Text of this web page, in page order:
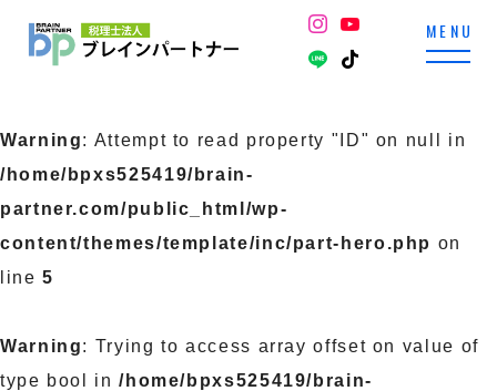
Warning: Attempt to read property "ID" on null in
/home/bpxs525419/brain-
partner.com/public_html/wp-
content/themes/template/inc/part-hero.php on
line5
Warning: Trying to access array offset on value of
type bool in/home/bpxs525419/brain-